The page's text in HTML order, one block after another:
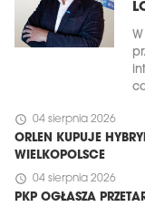
schedule 04 sierpnia 2026
ORLEN KUPUJE
WIELKOPOLSCE
schedule 04 sierpnia 2026
PKP OGŁASZA